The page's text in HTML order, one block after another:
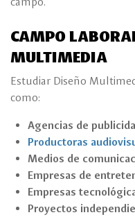
CAMPO
MULTIMEDIA
Estudiar Diseño
como:
Agencias de
Productoras
Medios de
Empresas de
Empresas
Proyectos